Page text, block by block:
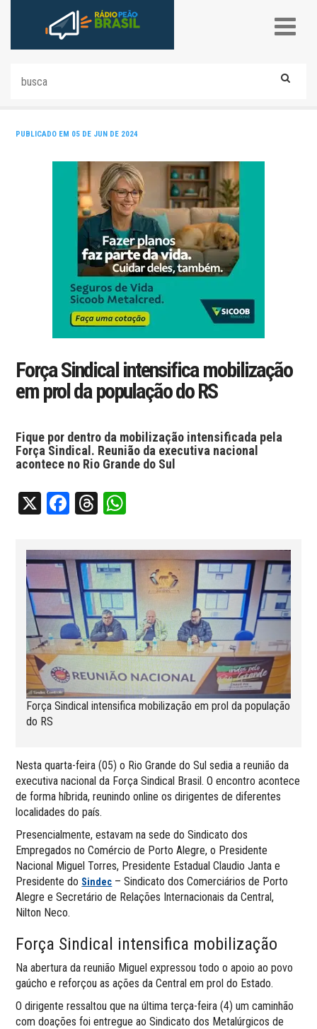
PUBLICADO EM 05 DE JUN DE 2024
Força Sindical intensifica mobilização
em prol da população do RS
Fique por dentro da mobilização intensificada pela
Força Sindical. Reunião da executiva nacional
acontece no Rio Grande do Sul
X Facebook
Threads
Força Sindical intensifica mobilização em prol da população
do RS
Nesta quarta-feira (05) o Rio Grande do Sul sedia a reunião da
executiva nacional da Força Sindical Brasil. O encontro acontece
de forma híbrida, reunindo online os dirigentes de diferentes
localidades do país.
Presencialmente, estavam na sede do Sindicato dos
Empregados no Comércio de Porto Alegre, o Presidente
Nacional Miguel Torres, Presidente Estadual Claudio Janta e
Presidente do Sindec – Sindicato dos Comerciários de Porto
Alegre e Secretário de Relações Internacionais da Central,
Nilton Neco.
Força Sindical intensifica mobilização
Na abertura da reunião Miguel expressou todo o apoio ao povo
gaúcho e reforçou as ações da Central em prol do Estado.
O dirigente ressaltou que na última terça-feira (4) um caminhão
com doações foi entregue ao Sindicato dos Metalúrgicos de